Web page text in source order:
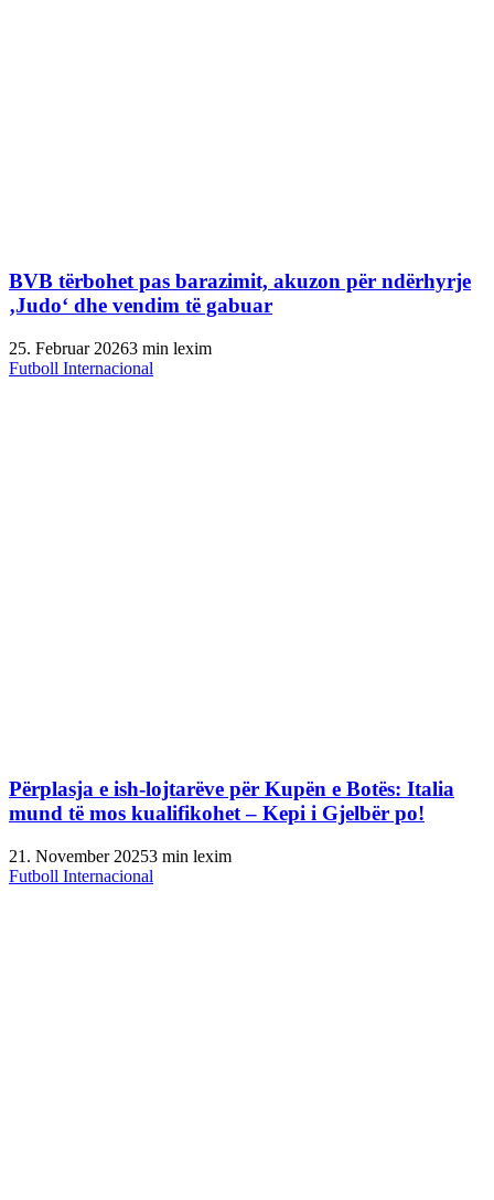
BVB tërbohet pas barazimit, akuzon për ndërhyrje
‚Judo‘ dhe vendim të gabuar
25. Februar 20263 min lexim
Futboll Internacional
Përplasja e ish-lojtarëve për Kupën e Botës: Italia
mund të mos kualifikohet – Kepi i Gjelbër po!
21. November 20253 min lexim
Futboll Internacional